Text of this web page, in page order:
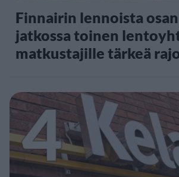
Finnairin lennoista
jatkossa toinen
matkustajille tärkeä
4